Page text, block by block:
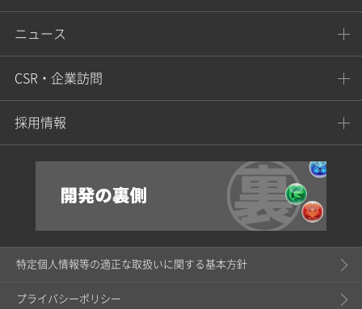
ニュース
CSR・企業訪問
採用情報
特定個人情報等の適正な取扱いに関する基本方針
プライバシーポリシー